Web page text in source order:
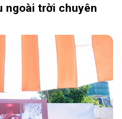
ngoài trời chuyên